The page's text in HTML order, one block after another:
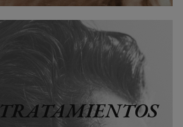
TRATAMIENTOS